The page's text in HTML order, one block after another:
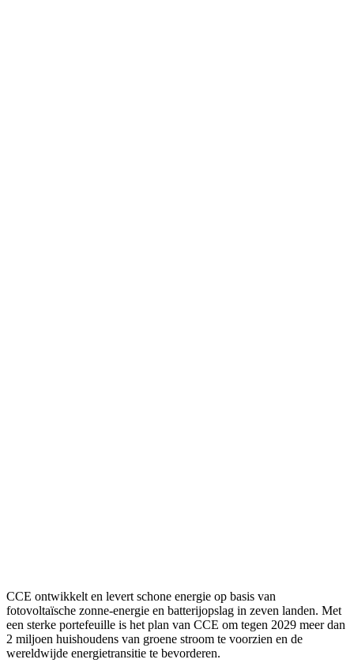
CCE ontwikkelt en levert schone energie op basis van
fotovoltaïsche zonne-energie en batterijopslag in zeven landen. Met
een sterke portefeuille is het plan van CCE om tegen 2029 meer dan
2 miljoen huishoudens van groene stroom te voorzien en de
wereldwijde energietransitie te bevorderen.